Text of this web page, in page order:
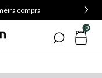
compra
0